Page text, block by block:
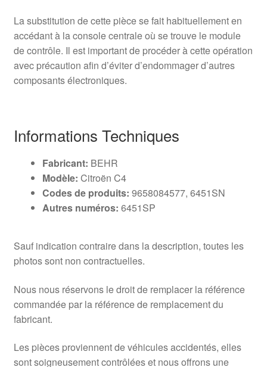
La substitution de cette pièce se fait habituellement en
accédant à la console centrale où se trouve le module
de contrôle. Il est important de procéder à cette opération
avec précaution afin d’éviter d’endommager d’autres
composants électroniques.
Informations Techniques
Fabricant: BEHR
Modèle: Citroën C4
Codes de produits: 9658084577, 6451SN
Autres numéros: 6451SP
Sauf indication contraire dans la description, toutes les
photos sont non contractuelles.
Nous nous réservons le droit de remplacer la référence
commandée par la référence de remplacement du
fabricant.
Les pièces proviennent de véhicules accidentés, elles
sont soigneusement contrôlées et nous offrons une